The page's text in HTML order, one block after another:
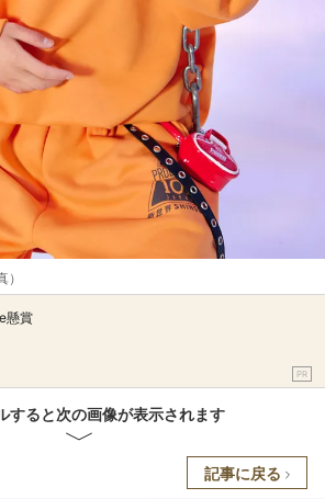
懸賞
PR
すると次の画像が表示されます
記事に戻る